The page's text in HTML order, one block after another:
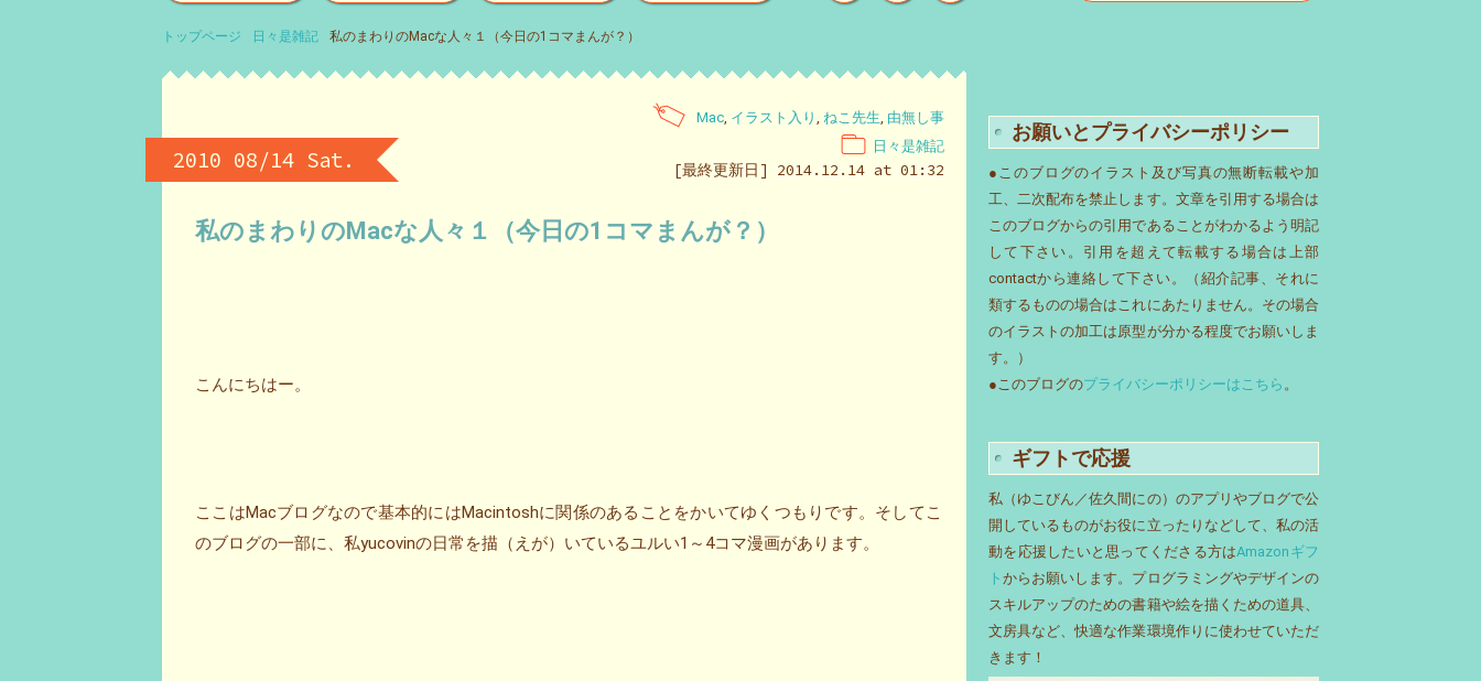
トップページ 日々是雑記 私のまわりのMacな人々１（今日の1コマまんが？）
2010 08/14 Sat.
日々是雑記
Mac, イラスト入り , ねこ先生, 由無し事
[最終更新日] 2014.12.14 at 01:32
私のまわりのMacな人々１（今日の1コマまんが？）
こんにちはー。
ここはMacブログなので基本的にはMacintoshに関係のあることをかいてゆくつもりです。そしてこ
のブログの一部に、私yucovinの日常を描（えが）いているユルい1～4コマ漫画があります。
お願いとプライバシーポリシー
●このブログのイラスト及び写真の無断転載や加
工、二次配布を禁止します。文章を引用する場合は
このブログからの引用であることがわかるよう明記
して下さい。引用を超えて転載する場合は上部
contactから連絡して下さい。（紹介記事、それに
類するものの場合はこれにあたりません。その場合
のイラストの加工は原型が分かる程度でお願いしま
す。）
●このブログのプライバシーポリシーはこちら 。
ギフトで応援
私（ゆこびん／佐久間にの）のアプリやブログで公
開しているものがお役に立ったりなどして、私の活
動を応援したいと思ってくださる方はAmazonギフ
トからお願いします。プログラミングやデザインの
スキルアップのための書籍や絵を描くための道具、
文房具など、快適な作業環境作りに使わせていただ
きます！